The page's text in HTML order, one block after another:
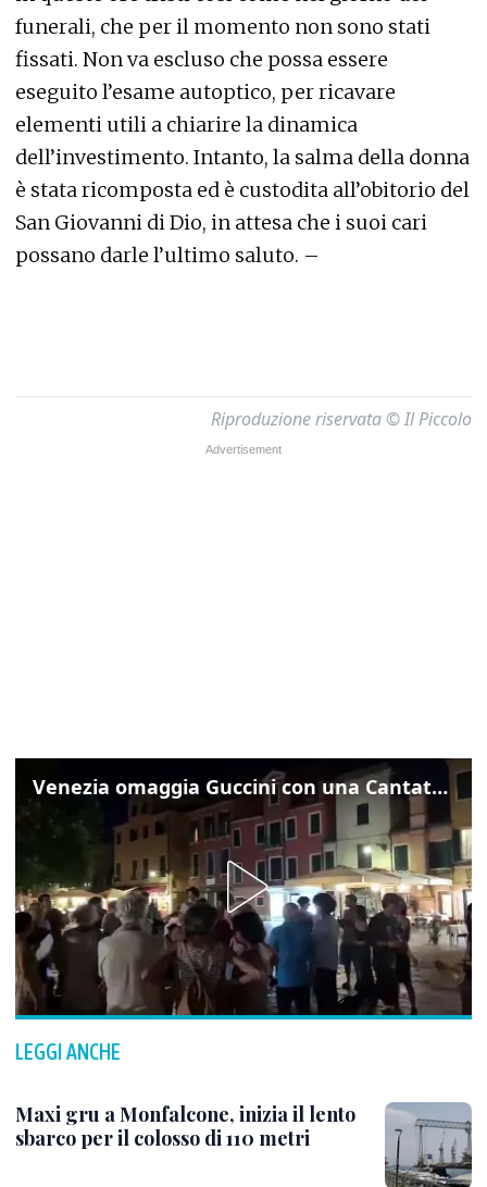
funerali, che per il momento non sono stati
fissati. Non va escluso che possa essere
eseguito l’esame autoptico, per ricavare
elementi utili a chiarire la dinamica
dell’investimento. Intanto, la salma della donna
è stata ricomposta ed è custodita all’obitorio del
San Giovanni di Dio, in attesa che i suoi cari
possano darle l’ultimo saluto. –
Riproduzione riservata © Il Piccolo
Venezia omaggia Guccini con una Cantata Anarchica in campo Santa Margherita
LEGGI ANCHE
Maxi gru a Monfalcone, inizia il lento
sbarco per il colosso di 110 metri